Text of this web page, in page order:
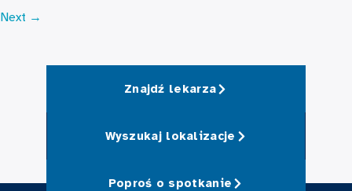
Next →
Znajdź lekarza
Wyszukaj lokalizacje
Poproś o spotkanie